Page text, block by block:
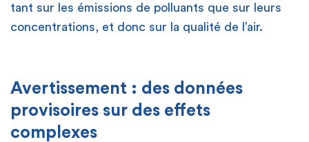
tant sur les émissions de polluants que sur leurs
concentrations, et donc sur la qualité de l’air.
Avertissement : des données
provisoires sur des effets
complexes